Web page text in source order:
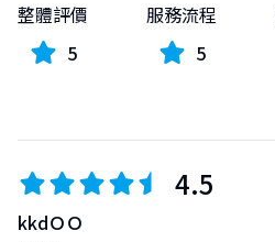
整體評價
5
服務流程
5
4.5
kkdＯＯ